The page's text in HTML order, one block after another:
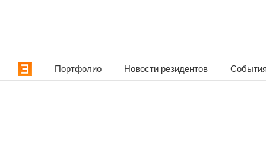
Портфолио Новости резидентов